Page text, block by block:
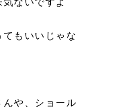
もいいじゃな
や、ショール